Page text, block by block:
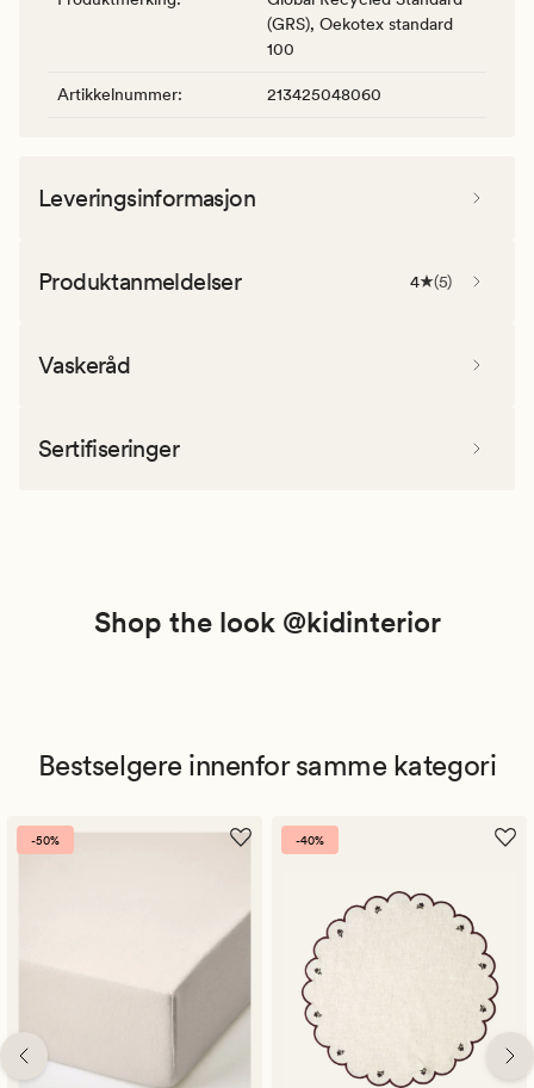
(GRS), Oekotex standard
100
Artikkelnummer: 213425048060
Leveringsinformasjon
Produktanmeldelser 4 (5)
Vaskeråd
Sertifiseringer
Shop the look @kidinterior
Bestselgere innenfor samme kategori
-50% -40%